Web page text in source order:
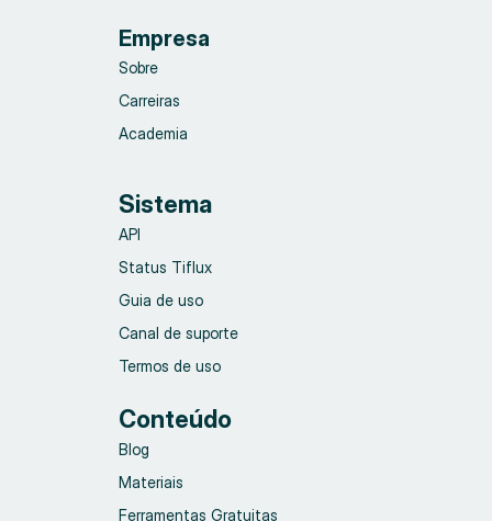
Empresa
Sobre
Carreiras
Academia
Sistema
API
Status Tiflux
Guia de uso
Canal de suporte
Termos de uso
Conteúdo
Blog
Materiais
Ferramentas Gratuitas